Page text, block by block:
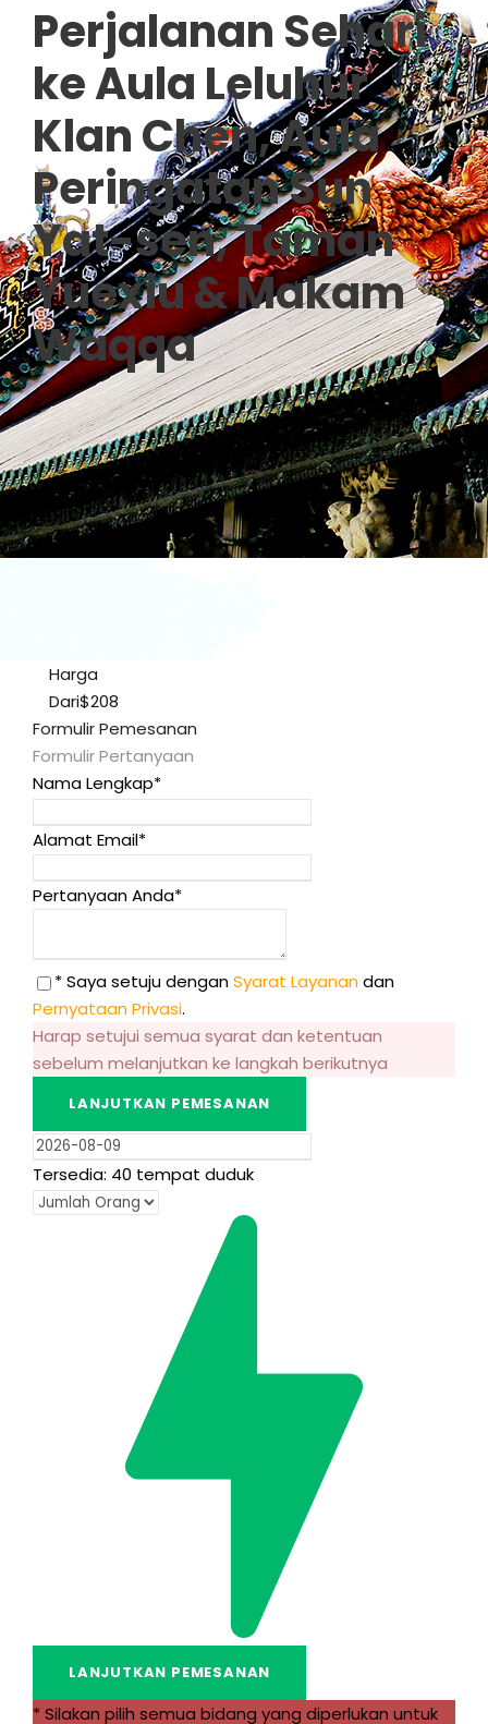
Perjalanan Sehari
ke Aula Leluhur
Klan Chen, Aula
Peringatan Sun
Yat-sen, Taman
Yuexiu & Makam
Waqqa
0
Harga
Dari$208
Formulir Pemesanan
Formulir Pertanyaan
Nama Lengkap*
Alamat Email*
Pertanyaan Anda*
* Saya setuju denganSyarat Layanandan
Pernyataan Privasi.
Harap setujui semua syarat dan ketentuan
sebelum melanjutkan ke langkah berikutnya
Tersedia: 40 tempat duduk
* Silakan pilih semua bidang yang diperlukan untuk